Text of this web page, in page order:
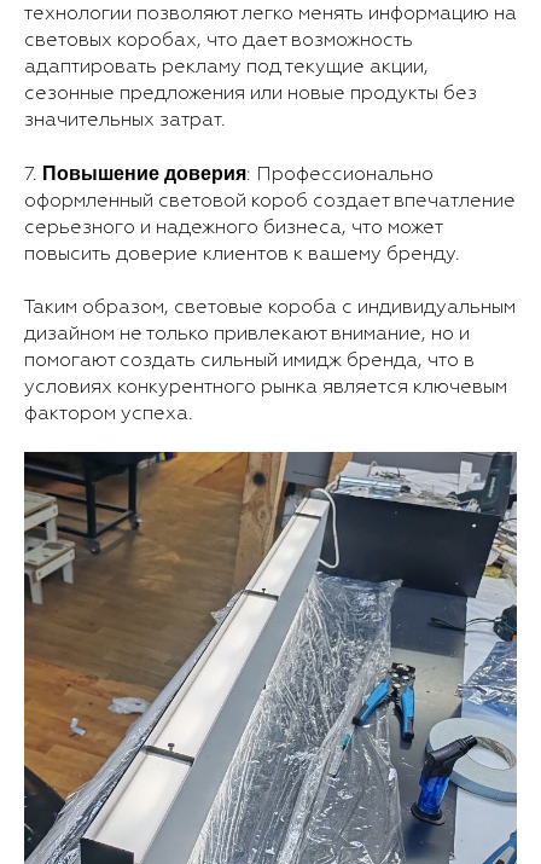
технологии позволяют легко менять информацию на
световых коробах, что дает возможность
адаптировать рекламу под текущие акции,
сезонные предложения или новые продукты без
значительных затрат.
7. Повышение доверия: Профессионально
оформленный световой короб создает впечатление
серьезного и надежного бизнеса, что может
повысить доверие клиентов к вашему бренду.
Таким образом, световые короба с индивидуальным
дизайном не только привлекают внимание, но и
помогают создать сильный имидж бренда, что в
условиях конкурентного рынка является ключевым
фактором успеха.